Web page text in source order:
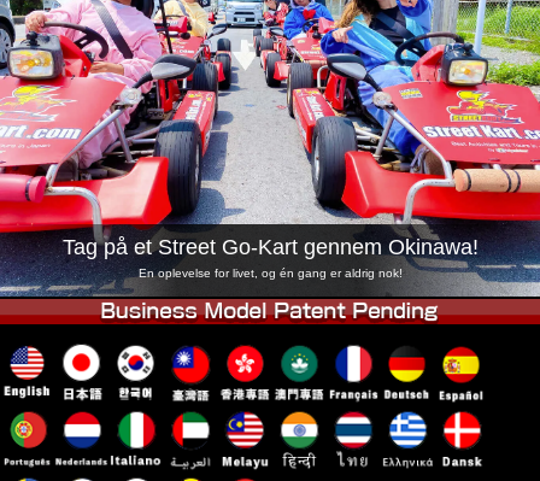
Adgang Stemme FAQ
Virksomhed Booking
Skift butik
Tokyo Shinagawa Tokyo Akihabara#1
Tokyo Akihabara#2 Tokyo Shibuya
Tokyo Shibuya Annex Tokyo Bay
Tokyo Asakusa Osaka
Okinawa
Tag på et Street Go-Kart gennem Okinawa!
En oplevelse for livet, og én gang er aldrig nok!